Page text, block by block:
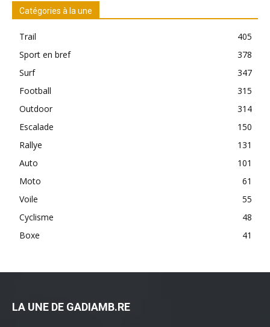
Catégories à la une
Trail
405
Sport en bref
378
Surf
347
Football
315
Outdoor
314
Escalade
150
Rallye
131
Auto
101
Moto
61
Voile
55
Cyclisme
48
Boxe
41
LA UNE DE GADIAMB.RE